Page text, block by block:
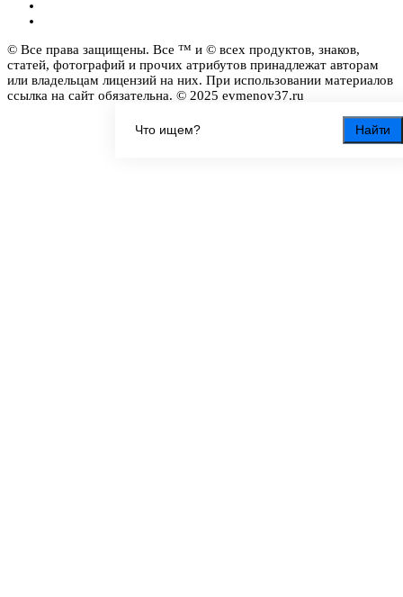
Найти
© Все права защищены. Все ™ и © всех продуктов, знаков,
статей, фотографий и прочих атрибутов принадлежат авторам
или владельцам лицензий на них. При использовании материалов
ссылка на сайт обязательна. © 2025 evmenov37.ru